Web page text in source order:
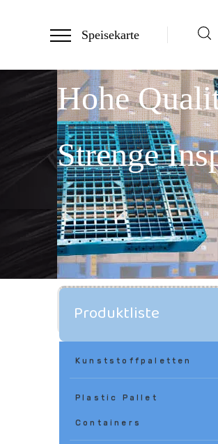
Speisekarte
Hohe
Strenge
Produktliste
Kunststoffpaletten
Plastic Pallet
Containers